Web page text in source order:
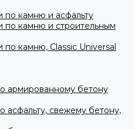
по камню и асфальту
по камню и строительным
камню, Classic Universal
армированному бетону
асфальту, свежему бетону,